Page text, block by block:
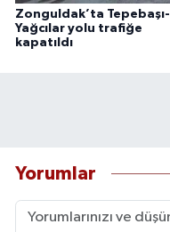
Zonguldak’ta Tepebaşı-
Yağcılar yolu trafiğe
kapatıldı
Yorumlar